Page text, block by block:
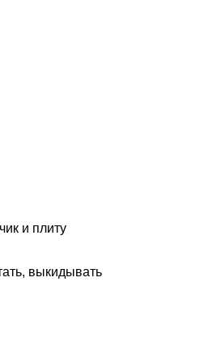
и плиту
выкидывать